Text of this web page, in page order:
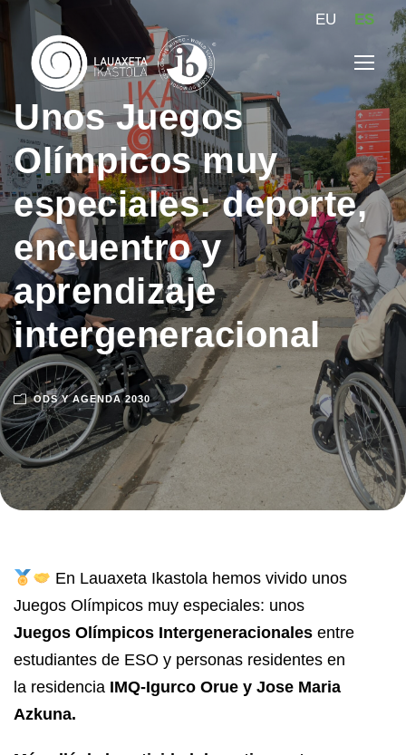
EU ES
Unos Juegos
Olímpicos muy
especiales: deporte,
encuentro y
aprendizaje
intergeneracional
ODS Y AGENDA 2030
En Lauaxeta Ikastola hemos vivido unos
Juegos Olímpicos muy especiales: unos
Juegos Olímpicos Intergeneracionales entre
estudiantes de ESO y personas residentes en
la residencia IMQ-Igurco Orue y Jose Maria
Azkuna.